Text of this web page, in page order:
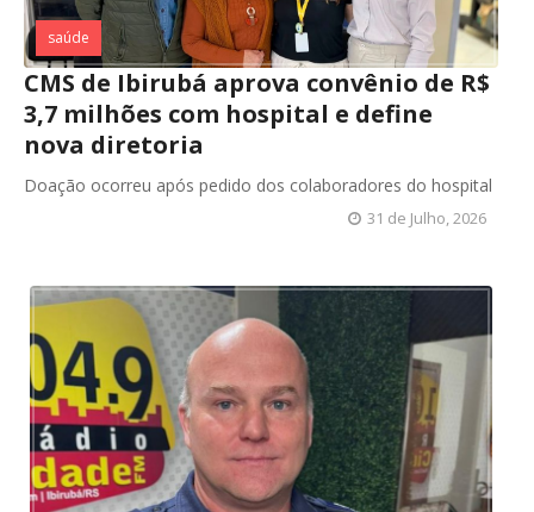
saúde
CMS de Ibirubá aprova convênio de R$
3,7 milhões com hospital e define
nova diretoria
Doação ocorreu após pedido dos colaboradores do hospital
31 de Julho, 2026